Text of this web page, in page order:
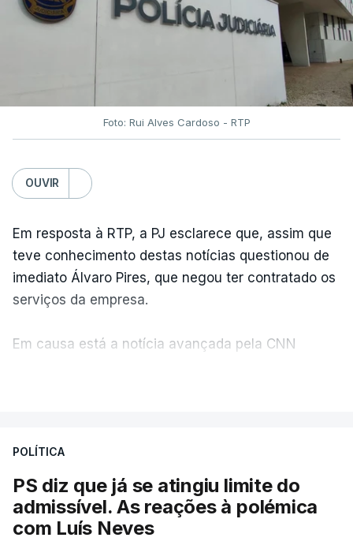
Foto: Rui Alves Cardoso - RTP
OUVIR
Em resposta à RTP, a PJ esclarece que, assim que
teve conhecimento destas notícias questionou de
imediato Álvaro Pires, que negou ter contratado os
serviços da empresa.
Em causa está a notícia avançada pela CNN
abertura de qualquer processo disciplinar, por não
ter qualquer elemento que indicie a realização
dessas obras.
POLÍTICA
PS diz que já se atingiu limite do
admissível. As reações à polémica
com Luís Neves